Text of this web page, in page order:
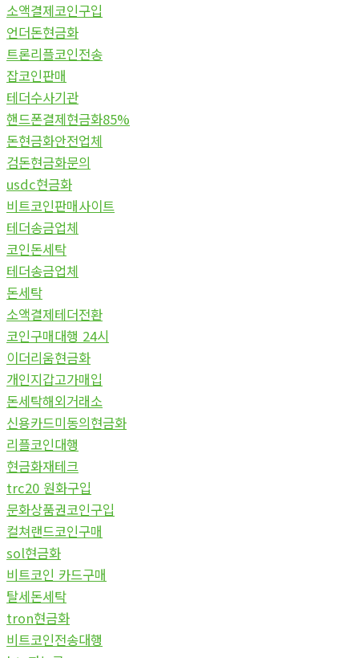
소액결제코인구입
언더돈현금화
트론리플코인전송
잡코인판매
테더수사기관
핸드폰결제현금화85%
돈현금화안전업체
검돈현금화문의
usdc현금화
비트코인판매사이트
테더송금업체
코인돈세탁
테더송금업체
돈세탁
소액결제테더전환
코인구매대행 24시
이더리움현금화
개인지갑고가매입
돈세탁해외거래소
신용카드미동의현금화
리플코인대행
현금화재테크
trc20 원화구입
문화상품권코인구입
컬쳐랜드코인구매
sol현금화
비트코인 카드구매
탈세돈세탁
tron현금화
비트코인전송대행